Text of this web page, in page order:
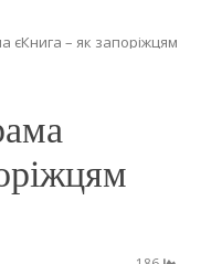
єКнига – як запоріжцям